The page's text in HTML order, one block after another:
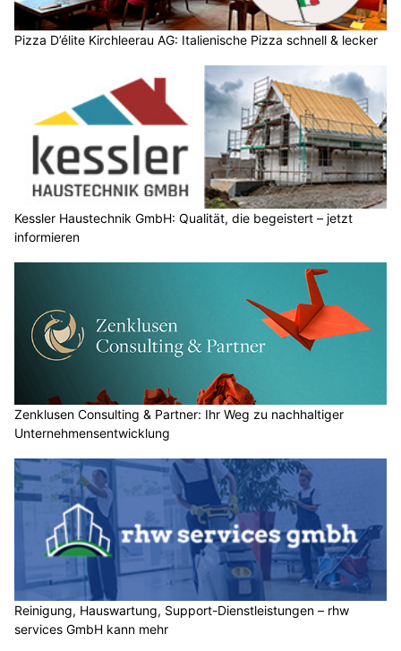
Pizza D’élite Kirchleerau AG: Italienische Pizza schnell & lecker
Kessler Haustechnik GmbH: Qualität, die begeistert – jetzt
informieren
Zenklusen Consulting & Partner: Ihr Weg zu nachhaltiger
Unternehmensentwicklung
Reinigung, Hauswartung, Support-Dienstleistungen – rhw
services GmbH kann mehr